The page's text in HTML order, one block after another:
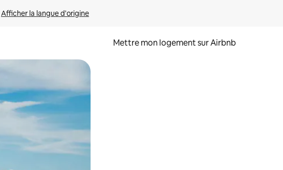
Afficher la langue d'origine
Mettre mon logement sur Airbnb